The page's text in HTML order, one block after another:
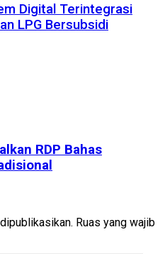
Digital Terintegrasi
LPG Bersubsidi
RDP Bahas
Ruas yang wajib